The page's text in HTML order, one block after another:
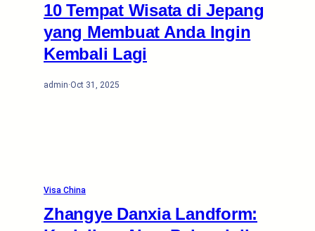
10 Tempat Wisata di Jepang
yang Membuat Anda Ingin
Kembali Lagi
admin·Oct 31, 2025
Visa China
Zhangye Danxia Landform: